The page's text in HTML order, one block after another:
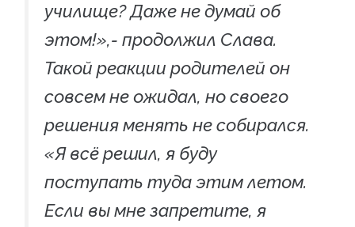
училище? Даже не думай об
этом!»,- продолжил Слава.
Такой реакции родителей он
совсем не ожидал, но своего
решения менять не собирался.
«Я всё решил, я буду
поступать туда этим летом.
Если вы мне запретите, я